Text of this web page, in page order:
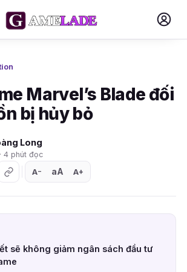
Marvel’s Blade đối
bị hủy bỏ
Long
4 phút đọc
A− aA A+
sẽ không giảm ngân sách đầu tư